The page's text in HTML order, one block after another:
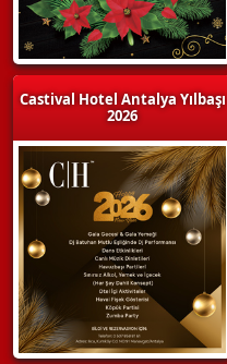
Castival Hotel Antalya Yılbaşı
2026